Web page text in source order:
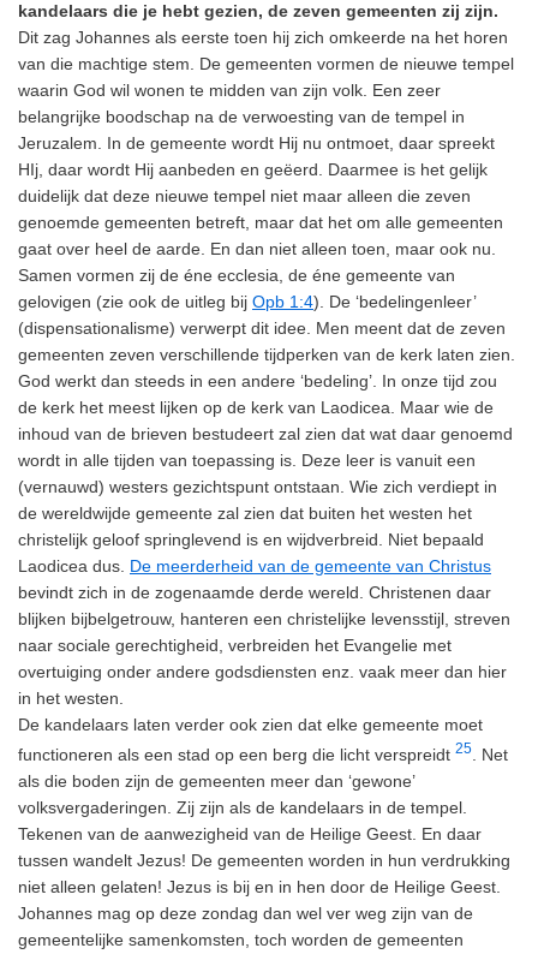
kandelaars die je hebt gezien, de zeven gemeenten zij zijn.
Dit zag Johannes als eerste toen hij zich omkeerde na het horen
van die machtige stem. De gemeenten vormen de nieuwe tempel
waarin God wil wonen te midden van zijn volk. Een zeer
belangrijke boodschap na de verwoesting van de tempel in
Jeruzalem. In de gemeente wordt Hij nu ontmoet, daar spreekt
HIj, daar wordt Hij aanbeden en geëerd. Daarmee is het gelijk
duidelijk dat deze nieuwe tempel niet maar alleen die zeven
genoemde gemeenten betreft, maar dat het om alle gemeenten
gaat over heel de aarde. En dan niet alleen toen, maar ook nu.
Samen vormen zij de éne ecclesia, de éne gemeente van
gelovigen (zie ook de uitleg bij Opb 1:4). De ‘bedelingenleer’
(dispensationalisme) verwerpt dit idee. Men meent dat de zeven
gemeenten zeven verschillende tijdperken van de kerk laten zien.
God werkt dan steeds in een andere ‘bedeling’. In onze tijd zou
de kerk het meest lijken op de kerk van Laodicea. Maar wie de
inhoud van de brieven bestudeert zal zien dat wat daar genoemd
wordt in alle tijden van toepassing is. Deze leer is vanuit een
(vernauwd) westers gezichtspunt ontstaan. Wie zich verdiept in
de wereldwijde gemeente zal zien dat buiten het westen het
christelijk geloof springlevend is en wijdverbreid. Niet bepaald
Laodicea dus. De meerderheid van de gemeente van Christus
bevindt zich in de zogenaamde derde wereld. Christenen daar
blijken bijbelgetrouw, hanteren een christelijke levensstijl, streven
naar sociale gerechtigheid, verbreiden het Evangelie met
overtuiging onder andere godsdiensten enz. vaak meer dan hier
in het westen.
De kandelaars laten verder ook zien dat elke gemeente moet
functioneren als een stad op een berg die licht verspreidt 25
. Net
als die boden zijn de gemeenten meer dan ‘gewone’
volksvergaderingen. Zij zijn als de kandelaars in de tempel.
Tekenen van de aanwezigheid van de Heilige Geest. En daar
tussen wandelt Jezus! De gemeenten worden in hun verdrukking
niet alleen gelaten! Jezus is bij en in hen door de Heilige Geest.
Johannes mag op deze zondag dan wel ver weg zijn van de
gemeentelijke samenkomsten, toch worden de gemeenten